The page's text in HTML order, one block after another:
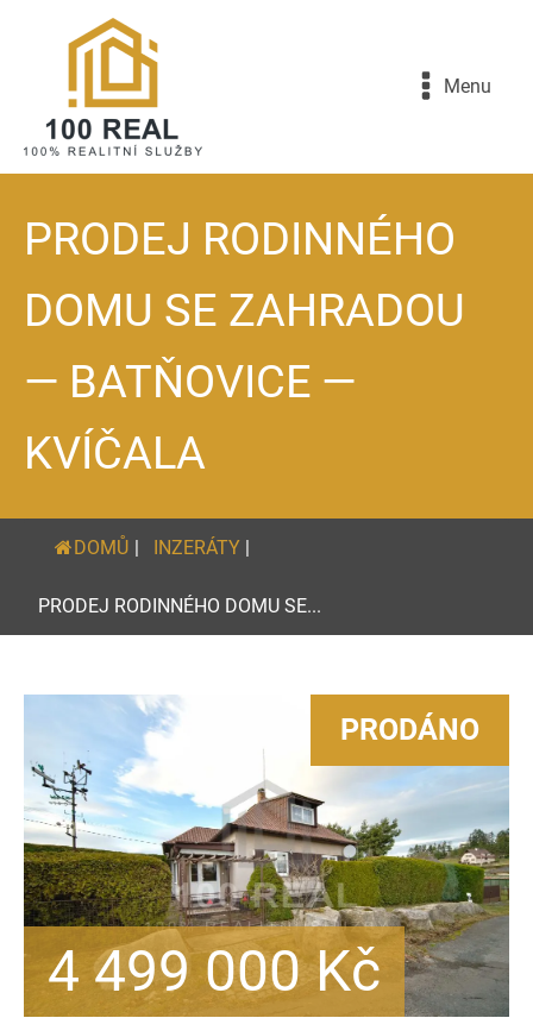
Menu
PRODEJ RODINNÉHO
DOMU SE ZAHRADOU
— BATŇOVICE —
KVÍČALA
DOMŮ | INZERÁTY |
PRODEJ RODINNÉHO DOMU SE...
4 499 000Kč
PRODÁNO